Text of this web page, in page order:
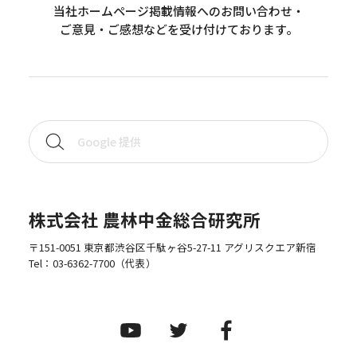
当社ホームページ掲載情報へのお問い合わせ・
ご意見・ご感想などを受け付けております。
株式会社 農林中金総合研究所
〒151-0051 東京都渋谷区千駄ヶ谷5-27-11 アグリスクエア新宿
Tel： 03-6362-7700（代表）